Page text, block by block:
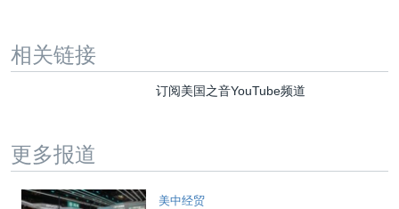
相关链接
订阅美国之音YouTube频道
更多报道
美中经贸